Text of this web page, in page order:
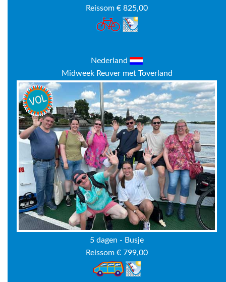
Reissom € 825,00
Nederland
Midweek Reuver met Toverland
5 dagen - Busje
Reissom € 799,00